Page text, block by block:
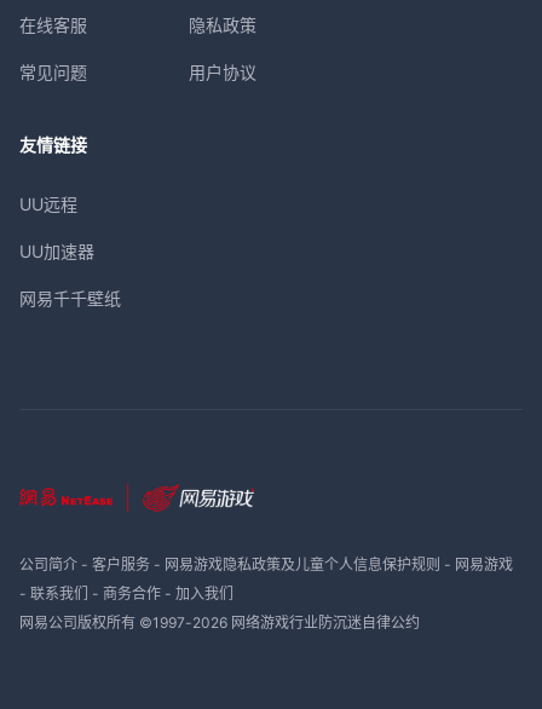
在线客服
常见问题
隐私政策
用户协议
友情链接
UU远程
UU加速器
网易千千壁纸
公司简介- 客户服务- 网易游戏隐私政策及儿童个人信息保护规则 - 网易游戏
- 联系我们 - 商务合作- 加入我们
网易公司版权所有 ©1997-2026 网络游戏行业防沉迷自律公约